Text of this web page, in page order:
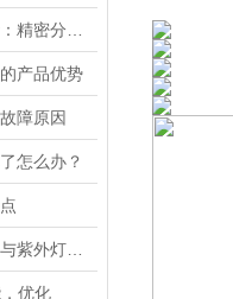
产品优势
障原因
怎么办？
优化